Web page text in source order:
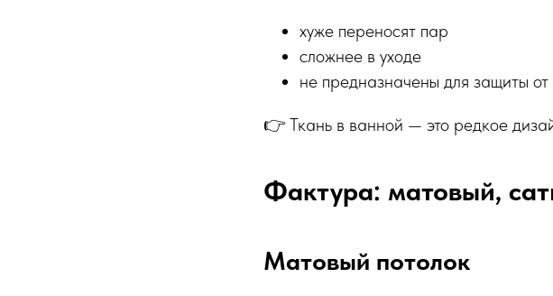
хуже переносят пар
сложнее в уходе
не предназначены для защиты от
👉 Ткань в ванной — это редкое
Фактура: матовый,
Матовый потолок